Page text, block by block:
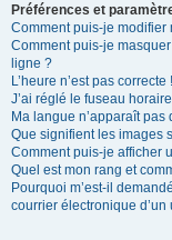
Préférences et
Comment puis-je modifier
Comment puis-je
ligne ?
L’heure n’est pas correcte !
J’ai réglé le fuseau
Ma langue n’apparaît pas
Que signifient les images
Comment puis-je afficher
Quel est mon rang et
Pourquoi m’est-il
courrier électronique d’un